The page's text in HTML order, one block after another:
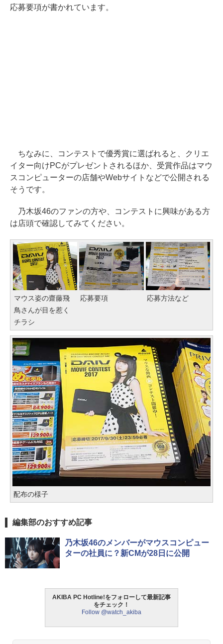
応募要項が書かれています。
ちなみに、コンテストで優秀賞に選ばれると、クリエ
イター向けPCがプレゼントされるほか、受賞作品はマウ
スコンピューターの店舗やWebサイトなどで公開される
そうです。
乃木坂46のファンの方や、コンテストに興味がある方
は店頭で確認してみてください。
マウス姿の齋藤飛
鳥さんが目を惹く
チラシ
応募要項 応募方法など
配布の様子
編集部のおすすめ記事
乃木坂46のメンバーがマウスコンピュー
ターの社員に？新CMが28日に公開
AKIBA PC Hotline!をフォローして最新記事
をチェック！
Follow @watch_akiba